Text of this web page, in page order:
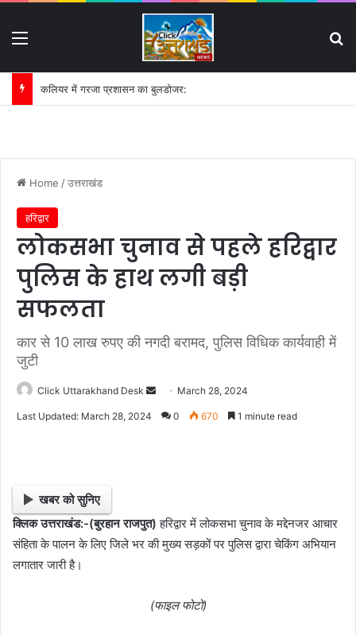
कलियर में गरजा प्रशासन का बुलडोजर:
Home /उत्तराखंड
हरिद्वार
लोकसभा चुनाव से पहले हरिद्वार
पुलिस के हाथ लगी बड़ी
सफलता
कार से 10 लाख रुपए की नगदी बरामद, पुलिस विधिक कार्यवाही में
जुटी
Click Uttarakhand Desk
m
a
March 28, 2024
Last Updated: March 28, 2024 0 670 1 minute read
खबर को सुनिए
क्लिक उत्तराखंड:-(बुरहान राजपुत)हरिद्वार में लोकसभा चुनाव के मद्देनजर आचार
संहिता के पालन के लिए जिले भर की मुख्य सड़कों पर पुलिस द्वारा चेकिंग अभियान
लगातार जारी है।
(फाइल फोटो)